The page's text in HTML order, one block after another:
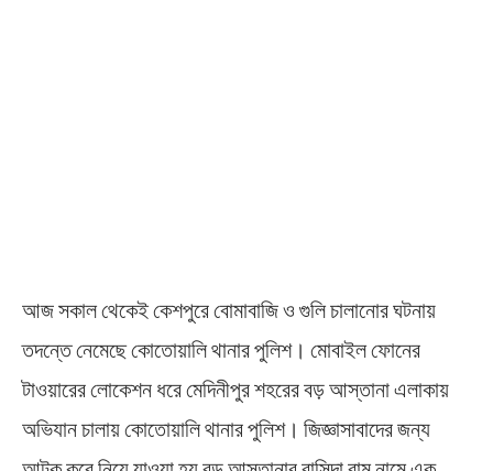
আজ সকাল থেকেই কেশপুরে বোমাবাজি ও গুলি চালানোর ঘটনায়
তদন্তে নেমেছে কোতোয়ালি থানার পুলিশ। মোবাইল ফোনের
টাওয়ারের লোকেশন ধরে মেদিনীপুর শহরের বড় আস্তানা এলাকায়
অভিযান চালায় কোতোয়ালি থানার পুলিশ। জিজ্ঞাসাবাদের জন্য